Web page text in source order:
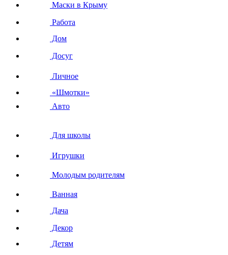
Маски в Крыму
Работа
Дом
Досуг
Личное
«Шмотки»
Авто
Для школы
Игрушки
Молодым родителям
Ванная
Дача
Декор
Детям